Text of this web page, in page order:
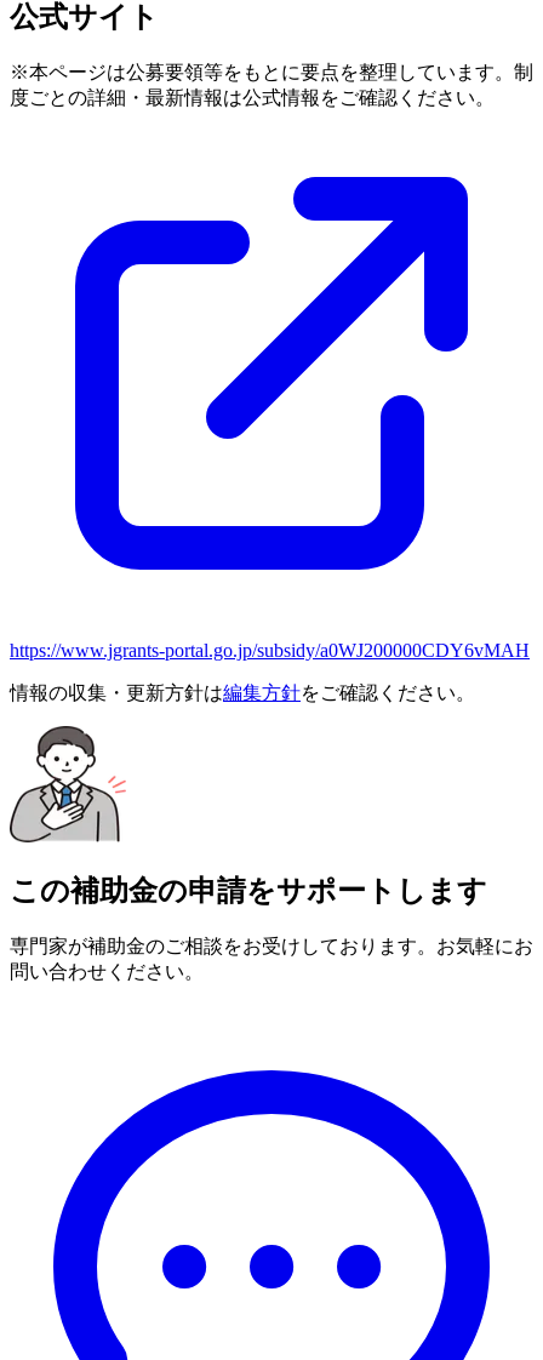
公式サイト
※本ページは公募要領等をもとに要点を整理しています。制
度ごとの詳細・最新情報は公式情報をご確認ください。
https://www.jgrants-portal.go.jp/subsidy/a0WJ200000CDY6vMAH
情報の収集・更新方針は編集方針をご確認ください。
この補助金の申請をサポートします
専門家が補助金のご相談をお受けしております。お気軽にお
問い合わせください。